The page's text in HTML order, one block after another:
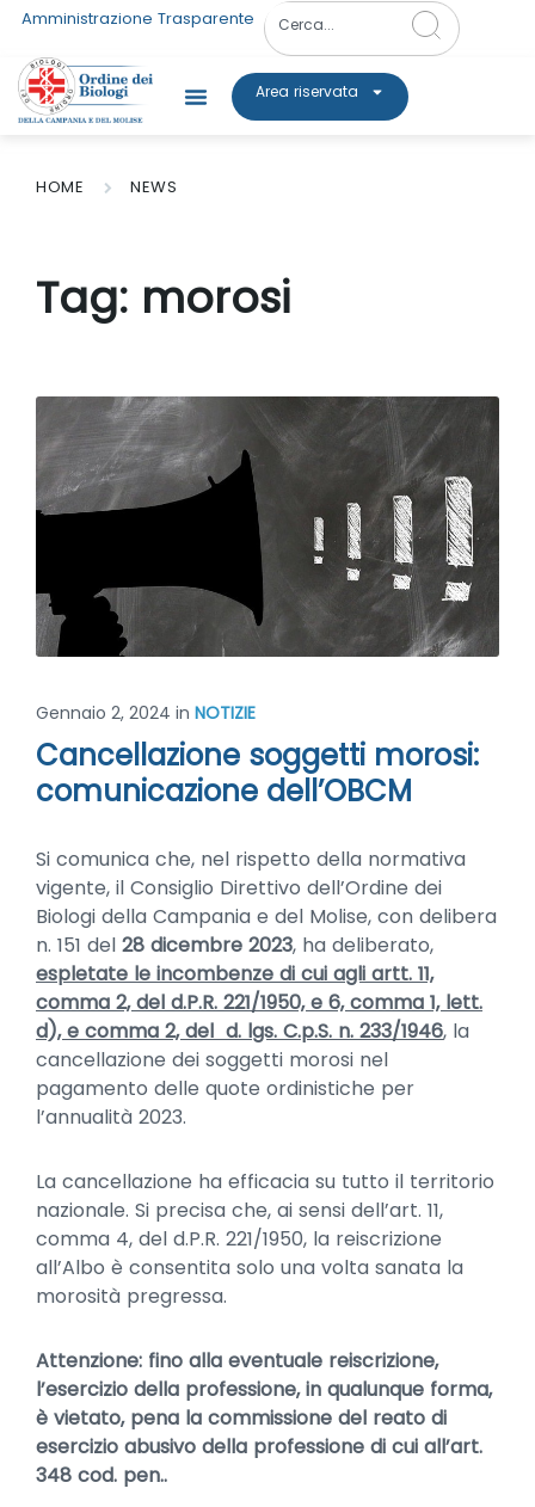
Amministrazione Trasparente
Area riservata
HOME NEWS
Tag: morosi
Gennaio 2, 2024 in NOTIZIE
Cancellazione soggetti morosi:
comunicazione dell’OBCM
Si comunica che, nel rispetto della normativa
vigente, il Consiglio Direttivo dell’Ordine dei
Biologi della Campania e del Molise, con delibera
n. 151 del 28 dicembre 2023, ha deliberato,
espletate le incombenze di cui agli artt. 11,
comma 2, del d.P.R. 221/1950, e 6, comma 1, lett.
d), e comma 2, del d. lgs. C.p.S. n. 233/1946, la
cancellazione dei soggetti morosi nel
pagamento delle quote ordinistiche per
l’annualità 2023.
La cancellazione ha efficacia su tutto il territorio
nazionale. Si precisa che, ai sensi dell’art. 11,
comma 4, del d.P.R. 221/1950, la reiscrizione
all’Albo è consentita solo una volta sanata la
morosità pregressa.
Attenzione: fino alla eventuale reiscrizione,
l’esercizio della professione, in qualunque forma,
è vietato, pena la commissione del reato di
esercizio abusivo della professione di cui all’art.
348 cod. pen..